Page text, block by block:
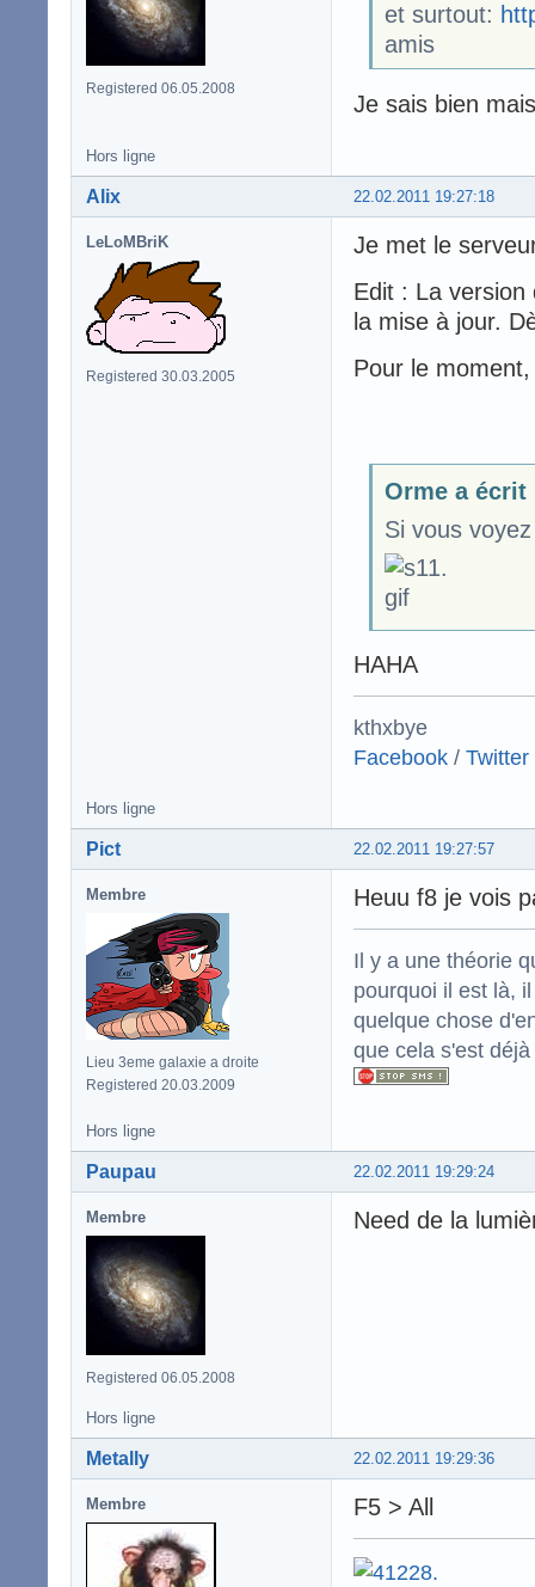
Registered 06.05.2008
et surtout:
amis
Je sais bien
Hors ligne
22.02.2011 19:27:18
Alix
LeLoMBriK
Registered 30.03.2005
Je met le
Edit : La version
la mise à jour.
Pour le
Orme a écrit
Si vous
HAHA
kthxbye
Facebook / Twitter
Hors ligne
22.02.2011 19:27:57
Pict
Membre
Lieu 3eme galaxie a droite
Registered 20.03.2009
Heuu f8 je vois
Il y a une théorie
pourquoi il est là,
quelque chose
que cela s'est
Hors ligne
22.02.2011 19:29:24
Paupau
Membre
Registered 06.05.2008
Need de la
Hors ligne
22.02.2011 19:29:36
Metally
Membre F5 > All